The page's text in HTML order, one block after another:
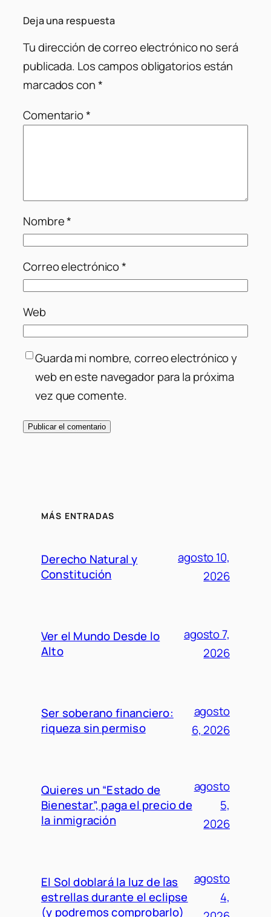
Deja una respuesta
Tu dirección de correo electrónico no será
publicada. Los campos obligatorios están
marcados con*
Comentario*
Nombre*
Correo electrónico*
Web
Guarda mi nombre, correo electrónico y
web en este navegador para la próxima
vez que comente.
MÁS ENTRADAS
Derecho Natural y
Constitución
agosto 10,
2026
Ver el Mundo Desde lo
Alto
agosto 7,
2026
Ser soberano financiero:
riqueza sin permiso
agosto
6, 2026
Quieres un “Estado de
Bienestar”, paga el precio de
la inmigración
agosto
5,
2026
El Sol doblará la luz de las
estrellas durante el eclipse
(y podremos comprobarlo)
agosto
4,